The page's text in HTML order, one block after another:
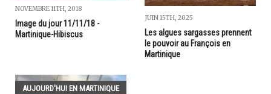
NOVEMBRE 11TH, 2018
Image du jour 11/11/18 -
Martinique-Hibiscus
JUIN 15TH, 2025
Les algues sargasses prennent
le pouvoir au François en
Martinique
AUJOURD'HUI EN MARTINIQUE